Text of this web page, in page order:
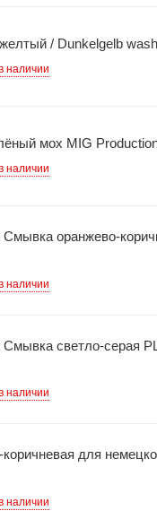
/ Dunkelgelb
наличии
Зелёный мох MIG
наличии
оранжево-
наличии
светло-серая
наличии
для
наличии